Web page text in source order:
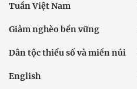
Tuần Việt Nam
Giảm nghèo bền vững
Dân tộc thiểu số và miền núi
English